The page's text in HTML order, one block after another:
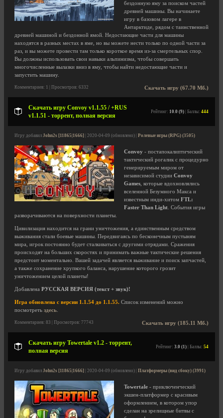
бездонную яму за поиском частей
древней машины. Вы начинаете
игру в базовом лагере в
Антарктиде, рядом с таинственной
древней машиной и бездонной ямой. Недостающие части для машины
находятся в разных местах в яме, но вы можете нести только по одной части за
раз, и вы можете провести там только короткое время из-за смертельных спор.
Вы должны использовать свои навыки альпинизма, чтобы совершать
многочисленные вылазки вниз в яму, чтобы найти недостающие части и
запустить машину.
Скачать игру (67.70 Мб.)
Комментариев: 1 | Просмотров: 6332
Скачать игру Convoy v1.1.55 / +RUS
v1.1.51 - торрент, полная версия
Рейтинг: 10.0 (9) | Баллы: 444
Игру добавил John2s [11865|1666] | 2020-04-09 (обновлено) | Ролевые игры (RPG) (3505)
Convoy - постапокалиптический
тактический рогалик с процедурно
генерируемым миром от
независимой студии Convoy
Games , которые вдохновлялись
вселенной Безумного Макса и
известным инди-хитом FTL:
Faster Than Light . События игры
разворачиваются на поверхности планеты.
Цивилизация находится на грани уничтожения, а единственным средством
выживания стали боевые машины. Передвигаясь по бесконечным пустыням
мира, игрок постоянно будет сталкиваться с другими отрядами. Сражения
происходят на больших скоростях и принимать важные тактические решения
предстоит моментально. Вашей задачей является выживание и поиск запчастей,
а также сохранение хрупкого баланса, нарушение которого грозит
уничтожением целой планеты!
Добавлена РУССКАЯ ВЕРСИЯ (текст + звук)!
Игра обновлена с версии 1.1.54 до 1.1.55. Список изменений можно
посмотреть здесь
Скачать игру (185.11 Мб.)
Комментариев: 83 | Просмотров: 77743
Скачать игру Towertale v1.2 - торрент,
полная версия
Рейтинг: 3.0 (1) | Баллы: 54
Игру добавил John2s [11865|1666] | 2020-04-09 (обновлено) | Платформеры (вид сбоку) (3991)
Towertale - приключенческий
экшен-платформер с красивым
оформлением, в котором упор
сделан на зрелищные битвы с